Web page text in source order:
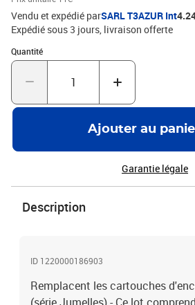
Vendu et expédié parSARL T3AZUR Int
Expédié sous 3 jours livraison offerte
Quantité
Quantité : 1
Ajouter au
Garantie légale
Description
ID 1220000186903
Remplacent les cartouches